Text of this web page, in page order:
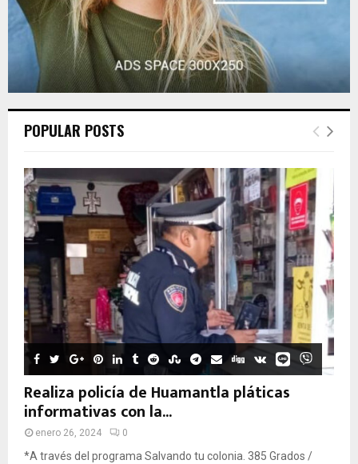
POPULAR POSTS
Realiza policía de Huamantla pláticas
informativas con la...
enero 26, 2024 0
*A través del programa Salvando tu colonia. 385 Grados /